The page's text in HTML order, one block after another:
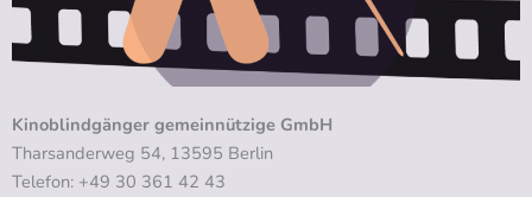
Kinoblindgänger gemeinnützige GmbH
Tharsanderweg 54, 13595 Berlin
Telefon: +49 30 361 42 43